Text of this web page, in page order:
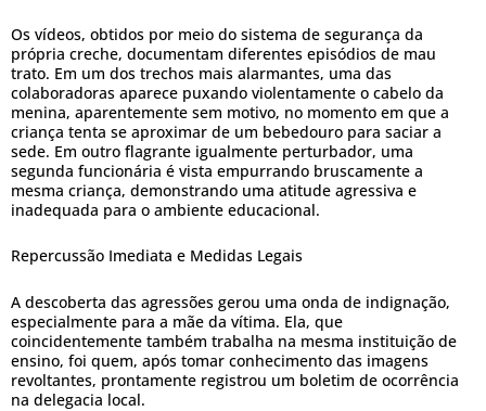
Os vídeos, obtidos por meio do sistema de segurança da
própria creche, documentam diferentes episódios de mau
trato. Em um dos trechos mais alarmantes, uma das
colaboradoras aparece puxando violentamente o cabelo da
menina, aparentemente sem motivo, no momento em que a
criança tenta se aproximar de um bebedouro para saciar a
sede. Em outro flagrante igualmente perturbador, uma
segunda funcionária é vista empurrando bruscamente a
mesma criança, demonstrando uma atitude agressiva e
inadequada para o ambiente educacional.
Repercussão Imediata e Medidas Legais
A descoberta das agressões gerou uma onda de indignação,
especialmente para a mãe da vítima. Ela, que
coincidentemente também trabalha na mesma instituição de
ensino, foi quem, após tomar conhecimento das imagens
revoltantes, prontamente registrou um boletim de ocorrência
na delegacia local.